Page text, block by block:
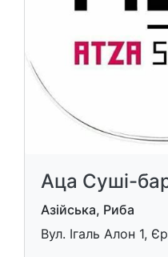
Аца Суші-
Азійська, Риба
Вул. Ігаль Алон 1,